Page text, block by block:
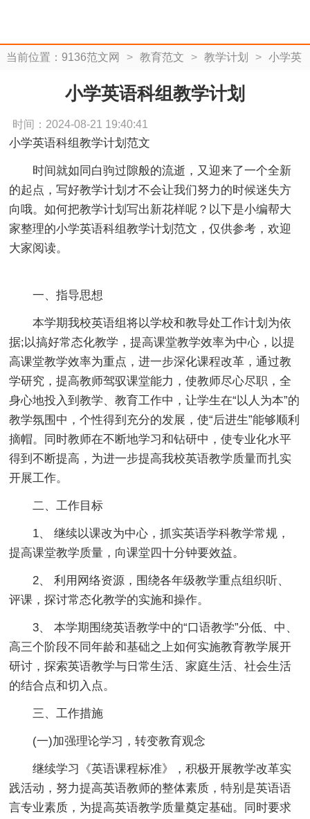
当前位置： 9136范文网 > 教育范文 > 教学计划 > 小学英
语科组教学计划
小学英语科组教学计划
时间：2024-08-21 19:40:41
小学英语科组教学计划范文
时间就如同白驹过隙般的流逝，又迎来了一个全新
的起点，写好教学计划才不会让我们努力的时候迷失方
向哦。如何把教学计划写出新花样呢？以下是小编帮大
家整理的小学英语科组教学计划范文，仅供参考，欢迎
大家阅读。
一、指导思想
本学期我校英语组将以学校和教导处工作计划为依
据;以搞好常态化教学，提高课堂教学效率为中心，以提
高课堂教学效率为重点，进一步深化课程改革，通过教
学研究，提高教师驾驭课堂能力，使教师尽心尽职，全
身心地投入到教学、教育工作中，让学生在“以人为本”的
教学氛围中，个性得到充分的发展，使“后进生”能够顺利
摘帽。同时教师在不断地学习和钻研中，使专业化水平
得到不断提高，为进一步提高我校英语教学质量而扎实
开展工作。
二、工作目标
1、 继续以课改为中心，抓实英语学科教学常规，
提高课堂教学质量，向课堂四十分钟要效益。
2、 利用网络资源，围绕各年级教学重点组织听、
评课，探讨常态化教学的实施和操作。
3、 本学期围绕英语教学中的“口语教学”分低、中、
高三个阶段不同年龄和基础之上如何实施教育教学展开
研讨，探索英语教学与日常生活、家庭生活、社会生活
的结合点和切入点。
三、工作措施
(一)加强理论学习，转变教育观念
继续学习《英语课程标准》，积极开展教学改革实
践活动，努力提高英语教师的整体素质，特别是英语语
言专业素质，为提高英语教学质量奠定基础。同时要求